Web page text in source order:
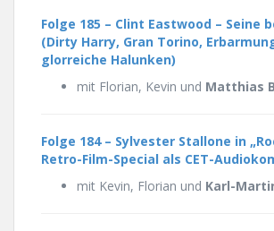
Folge 185 – Clint Eastwood – Seine
(Dirty Harry, Gran Torino,
glorreiche Halunken)
mit Florian, Kevin und Matthias
Folge 184 – Sylvester Stallone in
Retro-Film-Special als CET-
mit Kevin, Florian und Karl-